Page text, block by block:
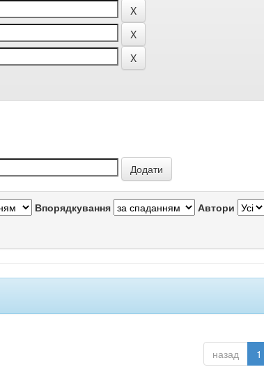
Впорядкування Автори
назад 1